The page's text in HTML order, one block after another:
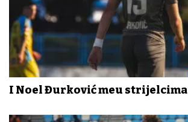
I Noel Đurković među strijelcima